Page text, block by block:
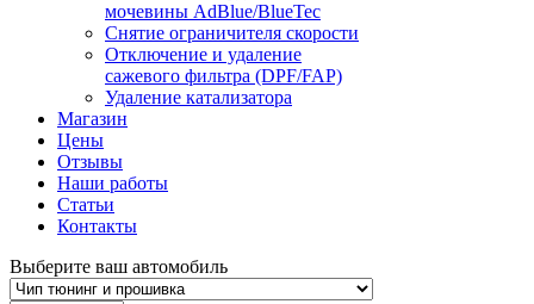
мочевины AdBlue/BlueTec
Снятие ограничителя скорости
Отключение и удаление
сажевого фильтра (DPF/FAP)
Удаление катализатора
Магазин
Цены
Отзывы
Наши работы
Статьи
Контакты
Выберите ваш автомобиль